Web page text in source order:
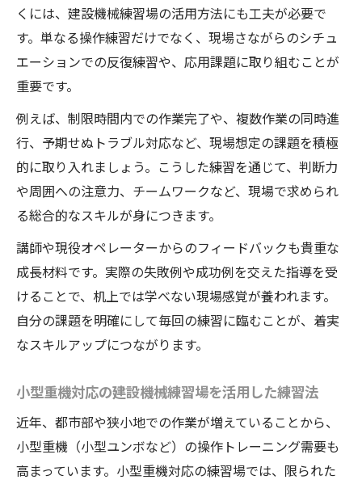
くには、建設機械練習場の活用方法にも工夫が必要で
す。単なる操作練習だけでなく、現場さながらのシチュ
エーションでの反復練習や、応用課題に取り組むことが
重要です。
例えば、制限時間内での作業完了や、複数作業の同時進
行、予期せぬトラブル対応など、現場想定の課題を積極
的に取り入れましょう。こうした練習を通じて、判断力
や周囲への注意力、チームワークなど、現場で求められ
る総合的なスキルが身につきます。
講師や現役オペレーターからのフィードバックも貴重な
成長材料です。実際の失敗例や成功例を交えた指導を受
けることで、机上では学べない現場感覚が養われます。
自分の課題を明確にして毎回の練習に臨むことが、着実
なスキルアップにつながります。
小型重機対応の建設機械練習場を活用した練習法
近年、都市部や狭小地での作業が増えていることから、
小型重機（小型ユンボなど）の操作トレーニング需要も
高まっています。小型重機対応の練習場では、限られた